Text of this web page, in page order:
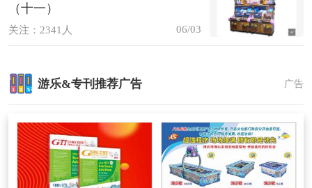
（十一）
关注：2341人 06/03
游乐&专刊推荐广告 广告